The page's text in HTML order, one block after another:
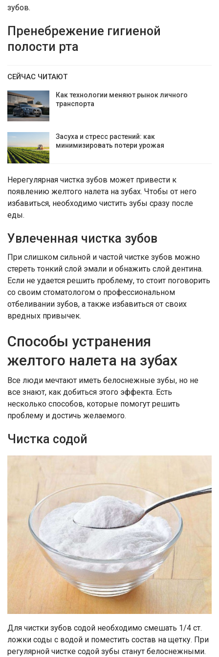
зубов.
Пренебрежение гигиеной
полости рта
СЕЙЧАС ЧИТАЮТ
Как технологии меняют рынок личного
транспорта
Засуха и стресс растений: как
минимизировать потери урожая
Нерегулярная чистка зубов может привести к
появлению желтого налета на зубах. Чтобы от него
избавиться, необходимо чистить зубы сразу после
еды.
Увлеченная чистка зубов
При слишком сильной и частой чистке зубов можно
стереть тонкий слой эмали и обнажить слой дентина.
Если не удается решить проблему, то стоит поговорить
со своим стоматологом о профессиональном
отбеливании зубов, а также избавиться от своих
вредных привычек.
Способы устранения
желтого налета на зубах
Все люди мечтают иметь белоснежные зубы, но не
все знают, как добиться этого эффекта. Есть
несколько способов, которые помогут решить
проблему и достичь желаемого.
Чистка содой
Для чистки зубов содой необходимо смешать 1/4 ст.
ложки соды с водой и поместить состав на щетку. При
регулярной чистке содой зубы станут белоснежными.